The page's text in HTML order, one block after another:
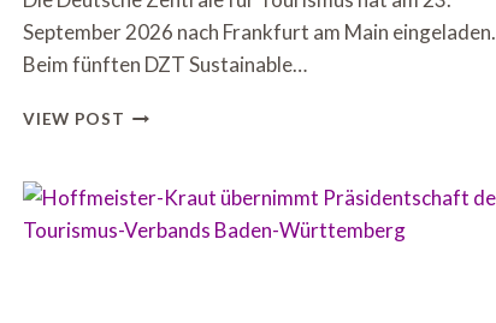
September 2026 nach Frankfurt am Main eingeladen.
Beim fünften DZT Sustainable…
VIEW POST DZT
TOURISM
IN